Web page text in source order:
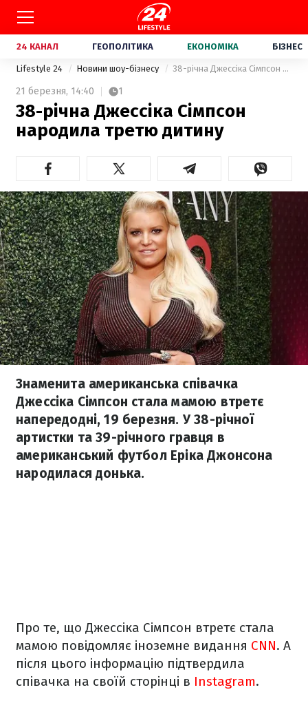
24 КАНАЛ ГЕОПОЛІТИКА ЕКОНОМІКА БІЗНЕС
Lifestyle 24 Новини шоу-бізнесу 38-річна Джессіка Сімпсон народила третю дитину
21 березня, 14:40 1
38-річна Джессіка Сімпсон
народила третю дитину
Знаменита американська співачка
Джессіка Сімпсон стала мамою втретє
напередодні, 19 березня. У 38-річної
артистки та 39-річного гравця в
американський футбол Еріка Джонсона
народилася донька.
Про те, що Джессіка Сімпсон втретє стала
мамою повідомляє іноземне видання CNN. А
після цього інформацію підтвердила
співачка на своїй сторінці в Instagram.